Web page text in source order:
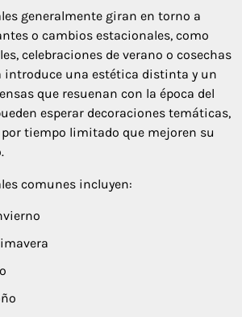
generalmente giran en torno a
o cambios estacionales, como
celebraciones de verano o cosechas
introduce una estética distinta y un
que resuenan con la época del
esperar decoraciones temáticas,
tiempo limitado que mejoren su
comunes incluyen: